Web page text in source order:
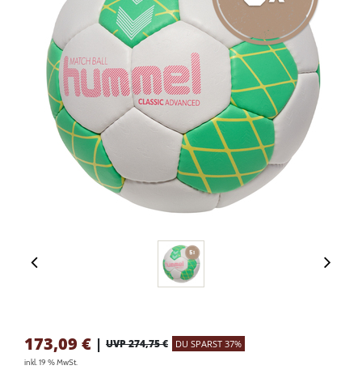
173,09 € | UVP 274,75 € DU SPARST 37%
inkl. 19 % MwSt.